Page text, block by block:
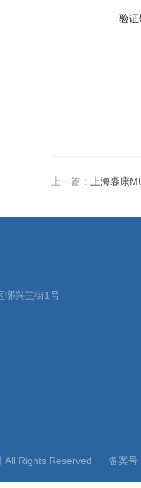
验证
上一篇： 上海淼康
漷兴三街1号
All Rights Reserved 备案号